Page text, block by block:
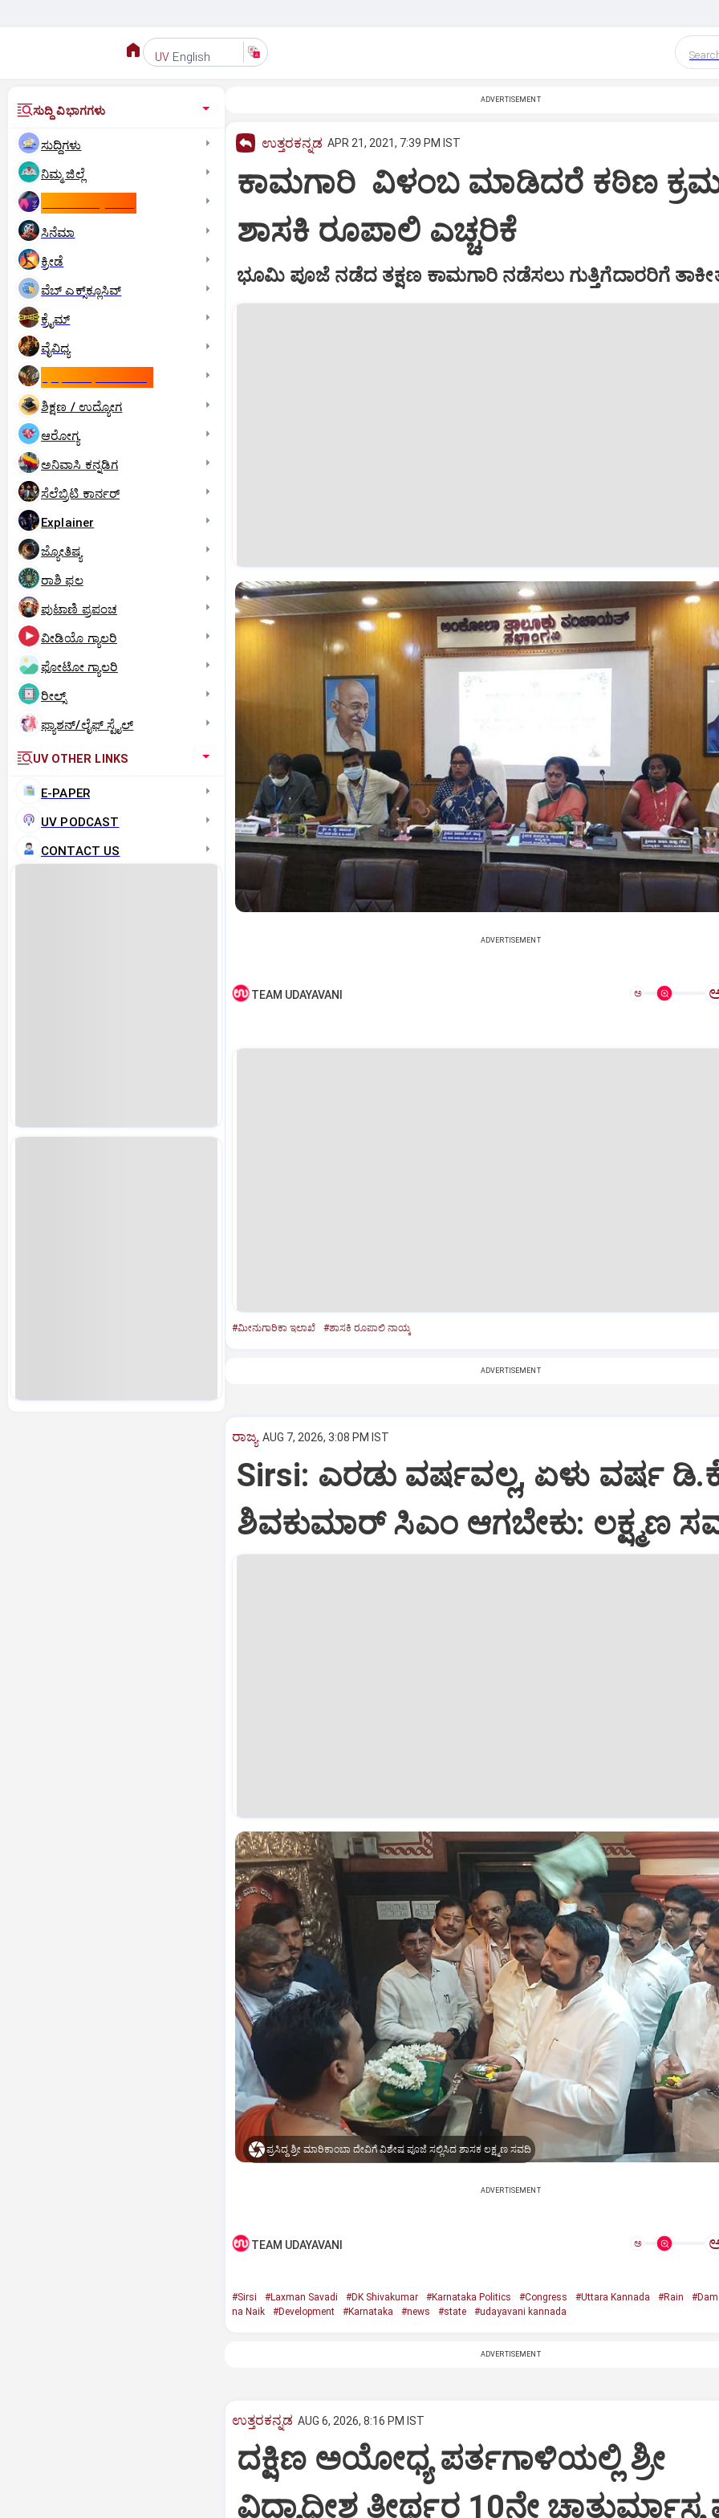
UV English
ಸುದ್ದಿ ವಿಭಾಗಗಳು
ಸುದ್ದಿಗಳು
ನಿಮ್ಮ ಜಿಲ್ಲೆ
ಸಿನೆಮಾ
ಕ್ರೀಡೆ
ವೆಬ್ ಎಕ್ಸ್‌ಕ್ಲೂಸಿವ್
ಕ್ರೈಮ್
ವೈವಿಧ್ಯ
ಶಿಕ್ಷಣ / ಉದ್ಯೋಗ
ಆರೋಗ್ಯ
ಅನಿವಾಸಿ ಕನ್ನಡಿಗ
ಸೆಲೆಬ್ರಿಟಿ ಕಾರ್ನರ್‌
Explainer
ಜ್ಯೋತಿಷ್ಯ
ರಾಶಿ ಫಲ
ಪುಟಾಣಿ ಪ್ರಪಂಚ
ವೀಡಿಯೊ ಗ್ಯಾಲರಿ
ಫೋಟೋ ಗ್ಯಾಲರಿ
ರೀಲ್ಸ್
ಫ್ಯಾಶನ್/ಲೈಫ್‌ ಸ್ಟೈಲ್
UV OTHER LINKS
E-PAPER
UV PODCAST
CONTACT US
ADVERTISEMENT
ಉತ್ತರಕನ್ನಡ APR 21, 2021, 7:39 PM IST
ಕಾಮಗಾರಿ ವಿಳಂಬ ಮಾಡಿದರೆ ಕಠಿಣ
ಶಾಸಕಿ ರೂಪಾಲಿ ಎಚ್ಚರಿಕೆ
ಭೂಮಿ ಪೂಜೆ ನಡೆದ ತಕ್ಷಣ ಕಾಮಗಾರಿ ನಡೆಸಲು ಗುತ್ತಿಗೆದಾರರಿಗೆ
ADVERTISEMENT
TEAM UDAYAVANI ಅ
#ಮೀನುಗಾರಿಕಾ ಇಲಾಖೆ #ಶಾಸಕಿ ರೂಪಾಲಿ ನಾಯ್ಕ
ADVERTISEMENT
ರಾಜ್ಯ AUG 7, 2026, 3:08 PM IST
Sirsi: ಎರಡು ವರ್ಷವಲ್ಲ, ಏಳು ವರ್ಷ
ಶಿವಕುಮಾರ್ ಸಿಎಂ ಆಗಬೇಕು: ಲಕ್ಷ್ಮಣ
ಪ್ರಸಿದ್ಧ ಶ್ರೀ ಮಾರಿಕಾಂಬಾ ದೇವಿಗೆ ವಿಶೇಷ ಪೂಜೆ ಸಲ್ಲಿಸಿದ ಶಾಸಕ ಲಕ್ಷ್ಮಣ ಸವದಿ
ADVERTISEMENT
TEAM UDAYAVANI ಅ
#Sirsi #Laxman Savadi #DK Shivakumar #Karnataka Politics #Congress #Uttara Kannada #Rain
na Naik
#Development #Karnataka #news #state #udayavani kannada
ADVERTISEMENT
ಉತ್ತರಕನ್ನಡ AUG 6, 2026, 8:16 PM IST
ದಕ್ಷಿಣ ಅಯೋಧ್ಯ ಪರ್ತಗಾಳಿಯಲ್ಲಿ ಶ್ರೀ
ವಿದ್ಯಾಧೀಶ ತೀರ್ಥರ 10ನೇ ಚಾತುರ್ಮಾಸ್ಯ